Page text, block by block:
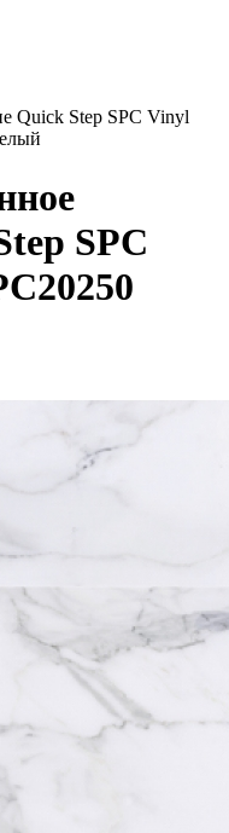
Quick Step SPC Vinyl
SPC